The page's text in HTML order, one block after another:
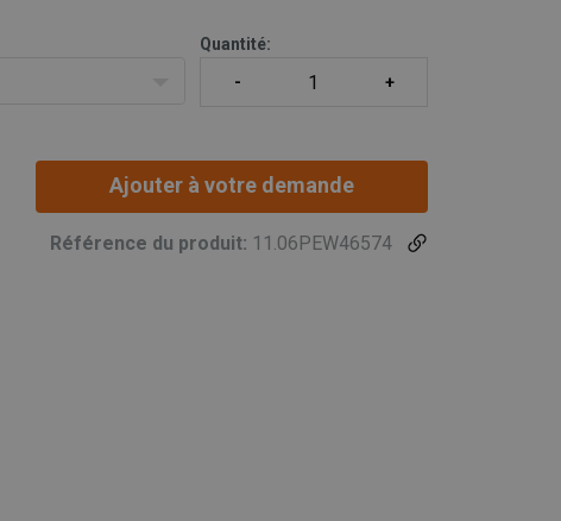
Quantité:
Ajouter à votre demande
Référence du produit: 11.06PEW46574